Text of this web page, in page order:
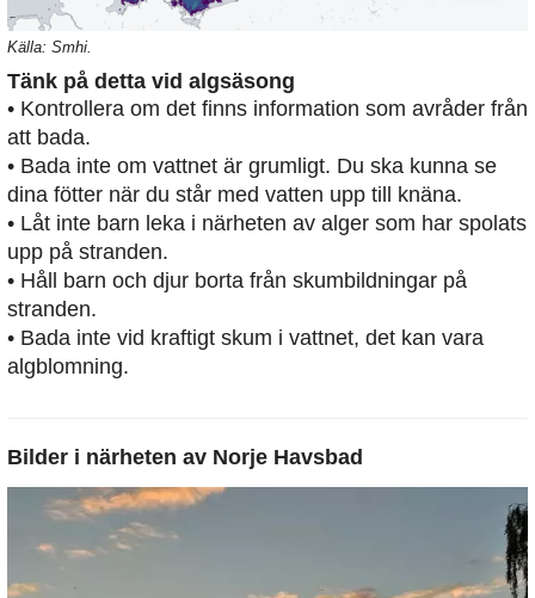
Källa: Smhi.
Tänk på detta vid algsäsong
• Kontrollera om det finns information som avråder från
att bada.
• Bada inte om vattnet är grumligt. Du ska kunna se
dina fötter när du står med vatten upp till knäna.
• Låt inte barn leka i närheten av alger som har spolats
upp på stranden.
• Håll barn och djur borta från skumbildningar på
stranden.
• Bada inte vid kraftigt skum i vattnet, det kan vara
algblomning.
Bilder i närheten av Norje Havsbad